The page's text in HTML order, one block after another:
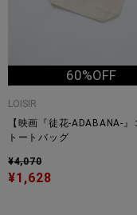
60%OFF
LOISIR
【映画『徒花-ADABANA-』
トートバッグ
¥4,070
¥1,628